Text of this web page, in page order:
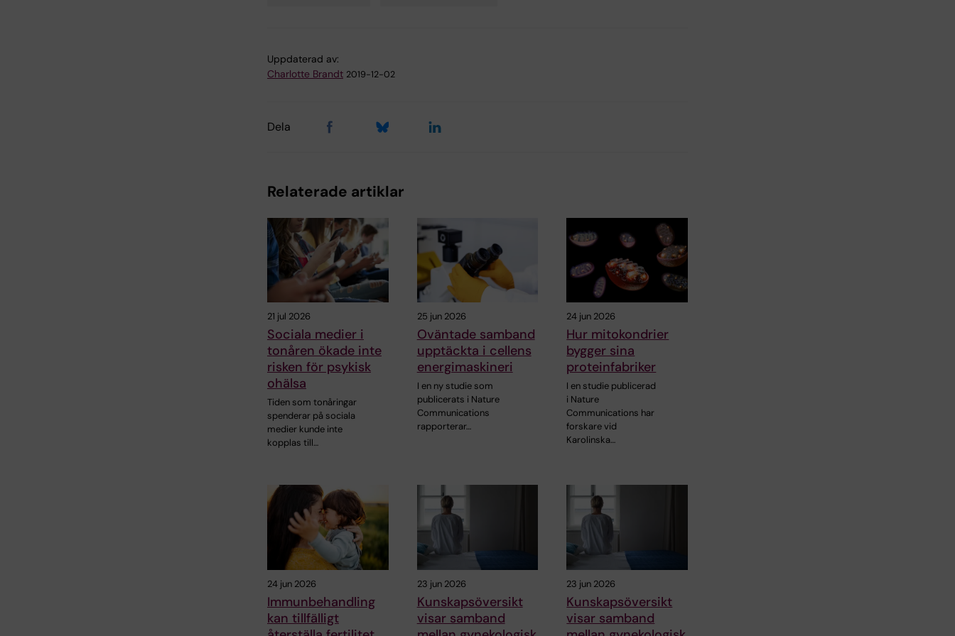
Uppdaterad av:
Charlotte Brandt 2019-12-02
Dela
Relaterade artiklar
21 jul 2026
Sociala medier i
tonåren ökade inte
risken för psykisk
ohälsa
Tiden som tonåringar
spenderar på sociala
medier kunde inte
kopplas till…
25 jun 2026
Oväntade samband
upptäckta i cellens
energimaskineri
I en ny studie som
publicerats i Nature
Communications
rapporterar…
24 jun 2026
Hur mitokondrier
bygger sina
proteinfabriker
I en studie publicerad
i Nature
Communications har
forskare vid
Karolinska…
24 jun 2026
Immunbehandling
kan tillfälligt
23 jun 2026
Kunskapsöversikt
visar samband
23 jun 2026
Kunskapsöversikt
visar samband